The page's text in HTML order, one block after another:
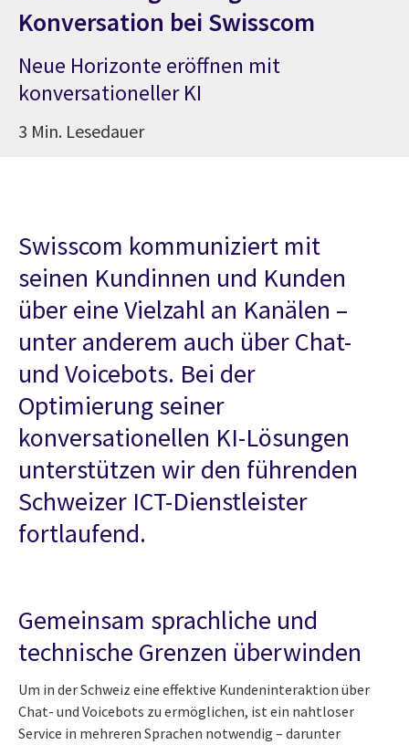
Konversation bei Swisscom
Neue Horizonte eröffnen mit
konversationeller KI
3 Min. Lesedauer
Swisscom kommuniziert mit
seinen Kundinnen und Kunden
über eine Vielzahl an Kanälen –
unter anderem auch über Chat-
und Voicebots. Bei der
Optimierung seiner
konversationellen KI-Lösungen
unterstützen wir den führenden
Schweizer ICT-Dienstleister
fortlaufend.
Gemeinsam sprachliche und
technische Grenzen überwinden
Um in der Schweiz eine effektive Kundeninteraktion über
Chat- und Voicebots zu ermöglichen, ist ein nahtloser
Service in mehreren Sprachen notwendig – darunter